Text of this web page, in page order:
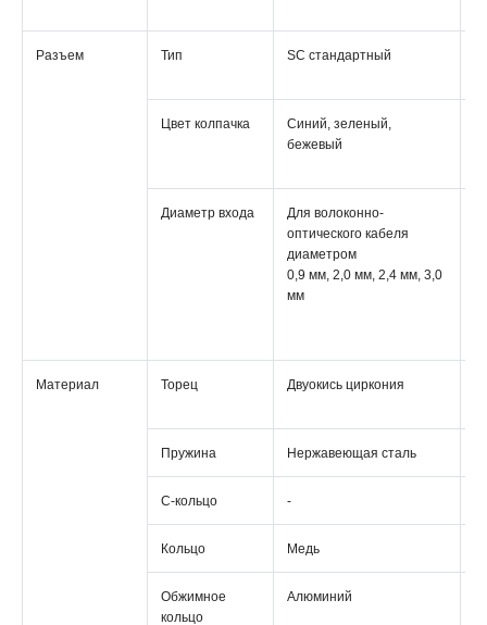
Разъем Тип SC стандартный
Цвет колпачка
Синий, зеленый,
бежевый
Диаметр входа
Для волоконно-
оптического кабеля
диаметром
0,9 мм, 2,0 мм, 2,4 мм, 3,0
мм
Материал Торец Двуокись циркония
Пружина Нержавеющая сталь
С-кольцо -
Кольцо Медь
Обжимное
кольцо
Алюминий